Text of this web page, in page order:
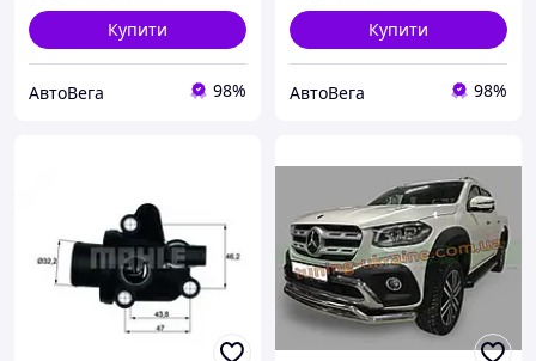
Купити
АвтоВега 98%
Купити
АвтоВега 98%